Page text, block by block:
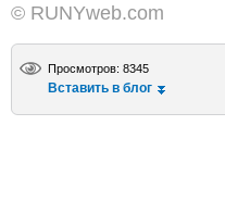
© RUNYweb.com
Просмотров: 8345
Вставить в блог